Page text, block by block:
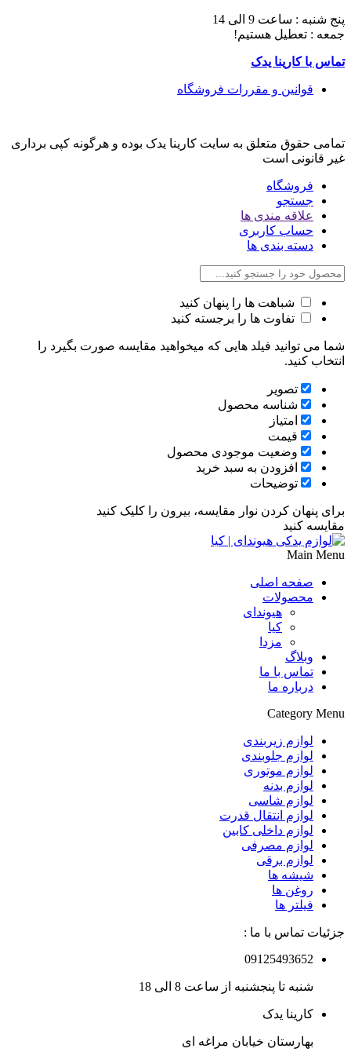
پنج شنبه : ساعت 9 الی 14
جمعه : تعطیل هستیم!
تماس با کارینا یدک
قوانین و مقررات فروشگاه
تمامی حقوق متعلق به سایت کارینا یدک بوده و هرگونه کپی برداری
غیر قانونی است
فروشگاه
جستجو
علاقه مندی ها
حساب کاربری
دسته بندی ها
شباهت ها را پنهان کنید
تفاوت ها را برجسته کنید
شما می توانید فیلد هایی که میخواهید مقایسه صورت بگیرد را
انتخاب کنید.
تصویر
شناسه محصول
امتیاز
قیمت
وضعیت موجودی محصول
افزودن به سبد خرید
توضیحات
برای پنهان کردن نوار مقایسه، بیرون را کلیک کنید
مقایسه کنید
Main Menu
صفحه اصلی
محصولات
هیوندای
کیا
مزدا
وبلاگ
تماس با ما
درباره ما
Category Menu
لوازم زیربندی
لوازم جلوبندی
لوازم موتوری
لوازم بدنه
لوازم شاسی
لوازم انتقال قدرت
لوازم داخلی کابین
لوازم مصرفی
لوازم برقی
شیشه ها
روغن ها
فیلتر ها
جزئیات تماس با ما :
09125493652
شنبه تا پنجشنبه از ساعت 8 الی 18
کارینا یدک
بهارستان خیابان مراغه ای